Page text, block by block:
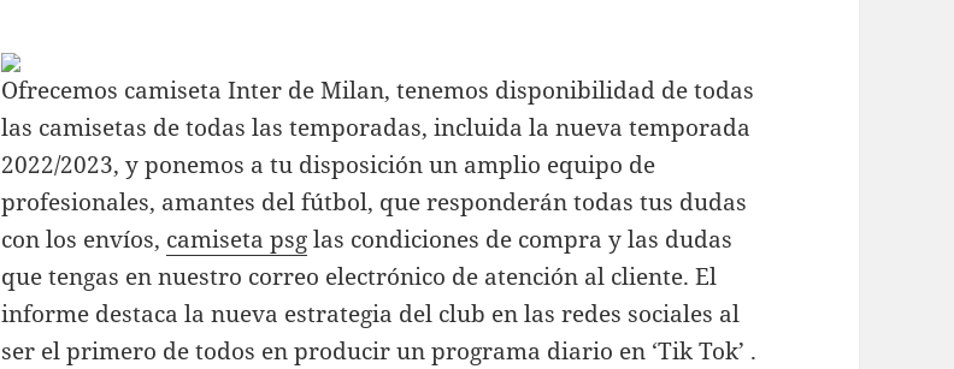
Ofrecemos camiseta Inter de Milan, tenemos disponibilidad de todas
las camisetas de todas las temporadas, incluida la nueva temporada
2022/2023, y ponemos a tu disposición un amplio equipo de
profesionales, amantes del fútbol, que responderán todas tus dudas
con los envíos, camiseta psglas condiciones de compra y las dudas
que tengas en nuestro correo electrónico de atención al cliente. El
informe destaca la nueva estrategia del club en las redes sociales al
ser el primero de todos en producir un programa diario en ‘Tik Tok’ .